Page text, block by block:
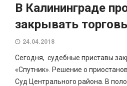
В Калининграде
закрывать
24.04.2018
Сегодня, судебные приставы
«Спутник». Решение о
Суд Центрального района. В